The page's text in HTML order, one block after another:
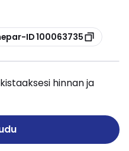
ID 100063735
hinnan ja